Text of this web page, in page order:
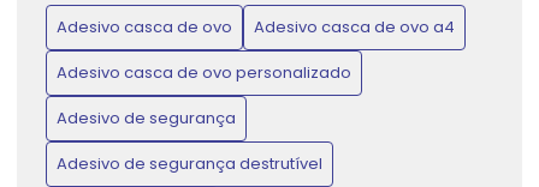
Adesivo Casca de Ovo: Inovação para Projetos
Criativos e Práticos
Adesivo Casca de Ovo: Proteja Produtos e Ganhe
Confiança do Consumidor
Adesivo Casca de Ovo: Transforme Seus Projetos de
Adesivo casca de ovo
Adesivo casca de ovo a4
Adesivo casca de ovo personalizado
Adesivo de segurança
Adesivo de segurança destrutível